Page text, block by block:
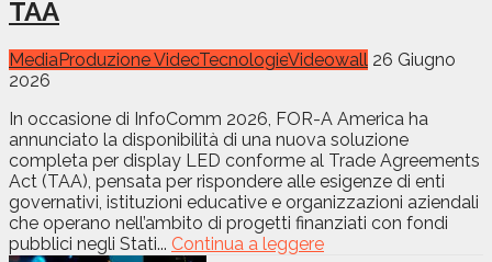
TAA
MediaProduzione VideoTecnologieVideowall 26 Giugno
2026
In occasione di InfoComm 2026, FOR-A America ha
annunciato la disponibilità di una nuova soluzione
completa per display LED conforme al Trade Agreements
Act (TAA), pensata per rispondere alle esigenze di enti
governativi, istituzioni educative e organizzazioni aziendali
che operano nell’ambito di progetti finanziati con fondi
pubblici negli Stati... Continua a leggere